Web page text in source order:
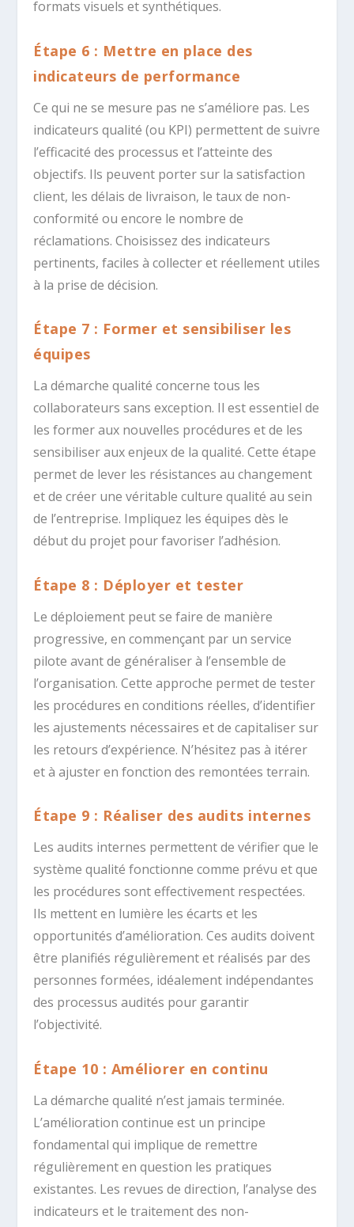
formats visuels et synthétiques.
Étape 6 : Mettre en place des
indicateurs de performance
Ce qui ne se mesure pas ne s’améliore pas. Les
indicateurs qualité (ou KPI) permettent de suivre
l’efficacité des processus et l’atteinte des
objectifs. Ils peuvent porter sur la satisfaction
client, les délais de livraison, le taux de non-
conformité ou encore le nombre de
réclamations. Choisissez des indicateurs
pertinents, faciles à collecter et réellement utiles
à la prise de décision.
Étape 7 : Former et sensibiliser les
équipes
La démarche qualité concerne tous les
collaborateurs sans exception. Il est essentiel de
les former aux nouvelles procédures et de les
sensibiliser aux enjeux de la qualité. Cette étape
permet de lever les résistances au changement
et de créer une véritable culture qualité au sein
de l’entreprise. Impliquez les équipes dès le
début du projet pour favoriser l’adhésion.
Étape 8 : Déployer et tester
Le déploiement peut se faire de manière
progressive, en commençant par un service
pilote avant de généraliser à l’ensemble de
l’organisation. Cette approche permet de tester
les procédures en conditions réelles, d’identifier
les ajustements nécessaires et de capitaliser sur
les retours d’expérience. N’hésitez pas à itérer
et à ajuster en fonction des remontées terrain.
Étape 9 : Réaliser des audits internes
Les audits internes permettent de vérifier que le
système qualité fonctionne comme prévu et que
les procédures sont effectivement respectées.
Ils mettent en lumière les écarts et les
opportunités d’amélioration. Ces audits doivent
être planifiés régulièrement et réalisés par des
personnes formées, idéalement indépendantes
des processus audités pour garantir
l’objectivité.
Étape 10 : Améliorer en continu
La démarche qualité n’est jamais terminée.
L’amélioration continue est un principe
fondamental qui implique de remettre
régulièrement en question les pratiques
existantes. Les revues de direction, l’analyse des
indicateurs et le traitement des non-